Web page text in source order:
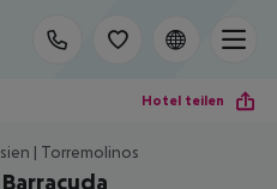
Hotel teilen
| Torremolinos